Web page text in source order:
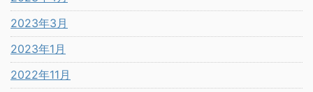
2023年3月
2023年1月
2022年11月